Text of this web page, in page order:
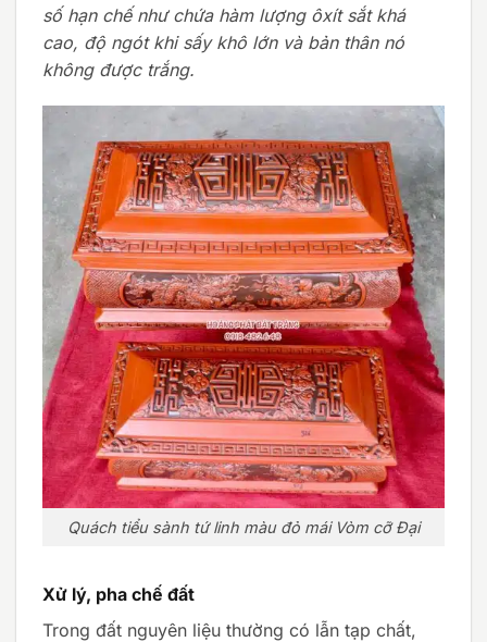
số hạn chế như chứa hàm lượng ôxít sắt khá
cao, độ ngót khi sấy khô lớn và bản thân nó
không được trắng.
Quách tiểu sành tứ linh màu đỏ mái Vòm cỡ Đại
Xử lý, pha chế đất
Trong đất nguyên liệu thường có lẫn tạp chất,